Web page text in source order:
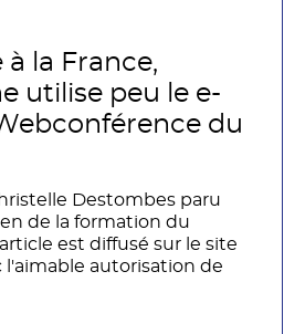
la France,
utilise peu le e-
du
Destombes paru
de la formation du
article est diffusé sur le site
l'aimable autorisation de